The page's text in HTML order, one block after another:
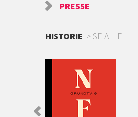
PRESSE
HISTORIE SE ALLE